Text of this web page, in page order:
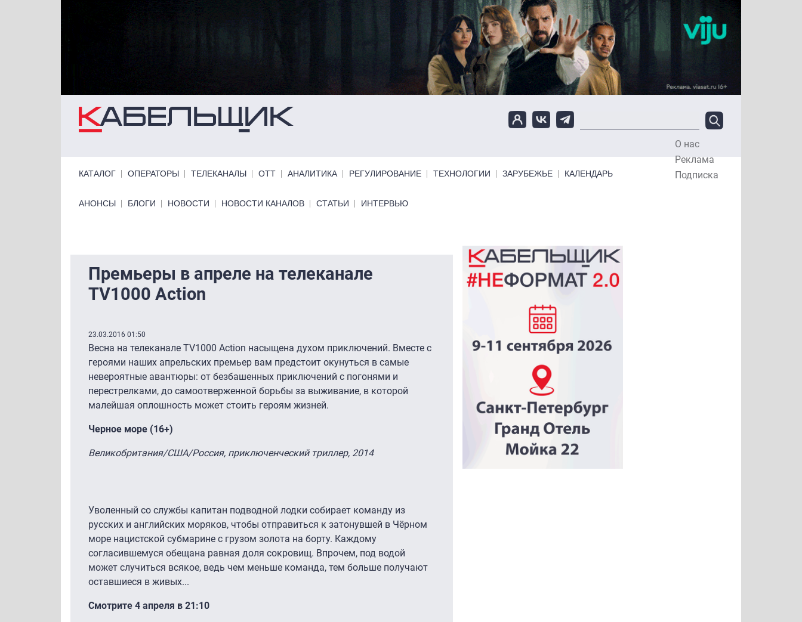
Перейти к основному содержанию
О нас
Реклама
Подписка
КАТАЛОГ ОПЕРАТОРЫ ТЕЛЕКАНАЛЫ ОТТ АНАЛИТИКА РЕГУЛИРОВАНИЕ ТЕХНОЛОГИИ ЗАРУБЕЖЬЕ КАЛЕНДАРЬ
Primary links bottom
АНОНСЫ БЛОГИ НОВОСТИ НОВОСТИ КАНАЛОВ СТАТЬИ ИНТЕРВЬЮ
Премьеры в апреле на телеканале
TV1000 Action
23.03.2016 01:50
Весна на телеканале TV1000 Action насыщена духом приключений. Вместе с
героями наших апрельских премьер вам предстоит окунуться в самые
невероятные авантюры: от безбашенных приключений с погонями и
перестрелками, до самоотверженной борьбы за выживание, в которой
малейшая оплошность может стоить героям жизней.
Черное море (16+)
Великобритания/США/Россия, приключенческий триллер, 2014
Уволенный со службы капитан подводной лодки собирает команду из
русских и английских моряков, чтобы отправиться к затонувшей в Чёрном
море нацистской субмарине с грузом золота на борту. Каждому
согласившемуся обещана равная доля сокровищ. Впрочем, под водой
может случиться всякое, ведь чем меньше команда, тем больше получают
оставшиеся в живых...
Смотрите 4 апреля в 21:10